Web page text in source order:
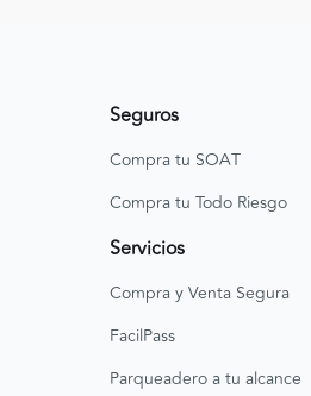
Seguros
Compra tu SOAT
Compra tu Todo Riesgo
Servicios
Compra y Venta Segura
FacilPass
Parqueadero a tu alcance